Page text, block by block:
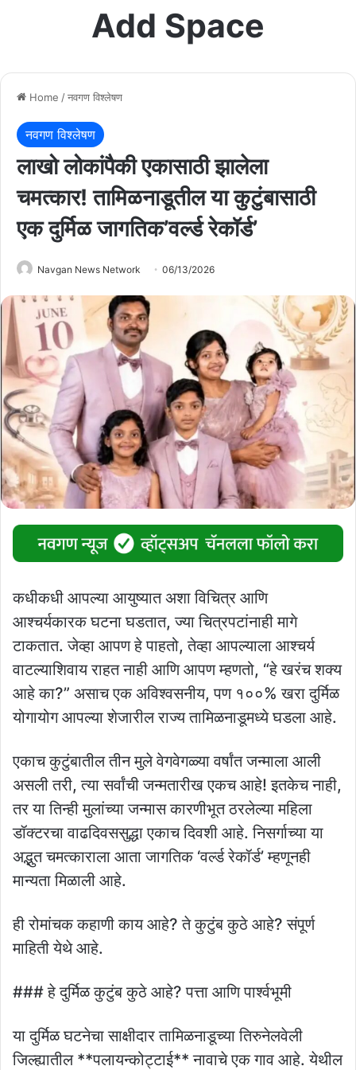
Add Space
Home /नवगण विश्लेषण
नवगण विश्लेषण
लाखो लोकांपैकी एकासाठी झालेला
चमत्कार! तामिळनाडूतील या कुटुंबासाठी
एक दुर्मिळ जागतिक’वर्ल्ड रेकॉर्ड’
Navgan News Network 06/13/2026
कधीकधी आपल्या आयुष्यात अशा विचित्र आणि
आश्चर्यकारक घटना घडतात, ज्या चित्रपटांनाही मागे
टाकतात. जेव्हा आपण हे पाहतो, तेव्हा आपल्याला आश्चर्य
वाटल्याशिवाय राहत नाही आणि आपण म्हणतो, “हे खरंच शक्य
आहे का?” असाच एक अविश्वसनीय, पण १००% खरा दुर्मिळ
योगायोग आपल्या शेजारील राज्य तामिळनाडूमध्ये घडला आहे.
एकाच कुटुंबातील तीन मुले वेगवेगळ्या वर्षांत जन्माला आली
असली तरी, त्या सर्वांची जन्मतारीख एकच आहे! इतकेच नाही,
तर या तिन्ही मुलांच्या जन्मास कारणीभूत ठरलेल्या महिला
डॉक्टरचा वाढदिवससुद्धा एकाच दिवशी आहे. निसर्गाच्या या
अद्भुत चमत्काराला आता जागतिक ‘वर्ल्ड रेकॉर्ड’ म्हणूनही
मान्यता मिळाली आहे.
ही रोमांचक कहाणी काय आहे? ते कुटुंब कुठे आहे? संपूर्ण
माहिती येथे आहे.
### हे दुर्मिळ कुटुंब कुठे आहे? पत्ता आणि पार्श्वभूमी
या दुर्मिळ घटनेचा साक्षीदार तामिळनाडूच्या तिरुनेलवेली
जिल्ह्यातील **पलायन्कोट्टाई** नावाचे एक गाव आहे. येथील